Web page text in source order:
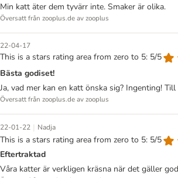
Min katt äter dem tyvärr inte. Smaker är olika.
Översatt från zooplus.de av zooplus
22-04-17
This is a stars rating area from zero to 5: 5/5
Bästa godiset!
Ja, vad mer kan en katt önska sig? Ingenting!
Översatt från zooplus.de av zooplus
22-01-22 | Nadja
This is a stars rating area from zero to 5: 5/5
Eftertraktad
Våra katter är verkligen kräsna när det gäller